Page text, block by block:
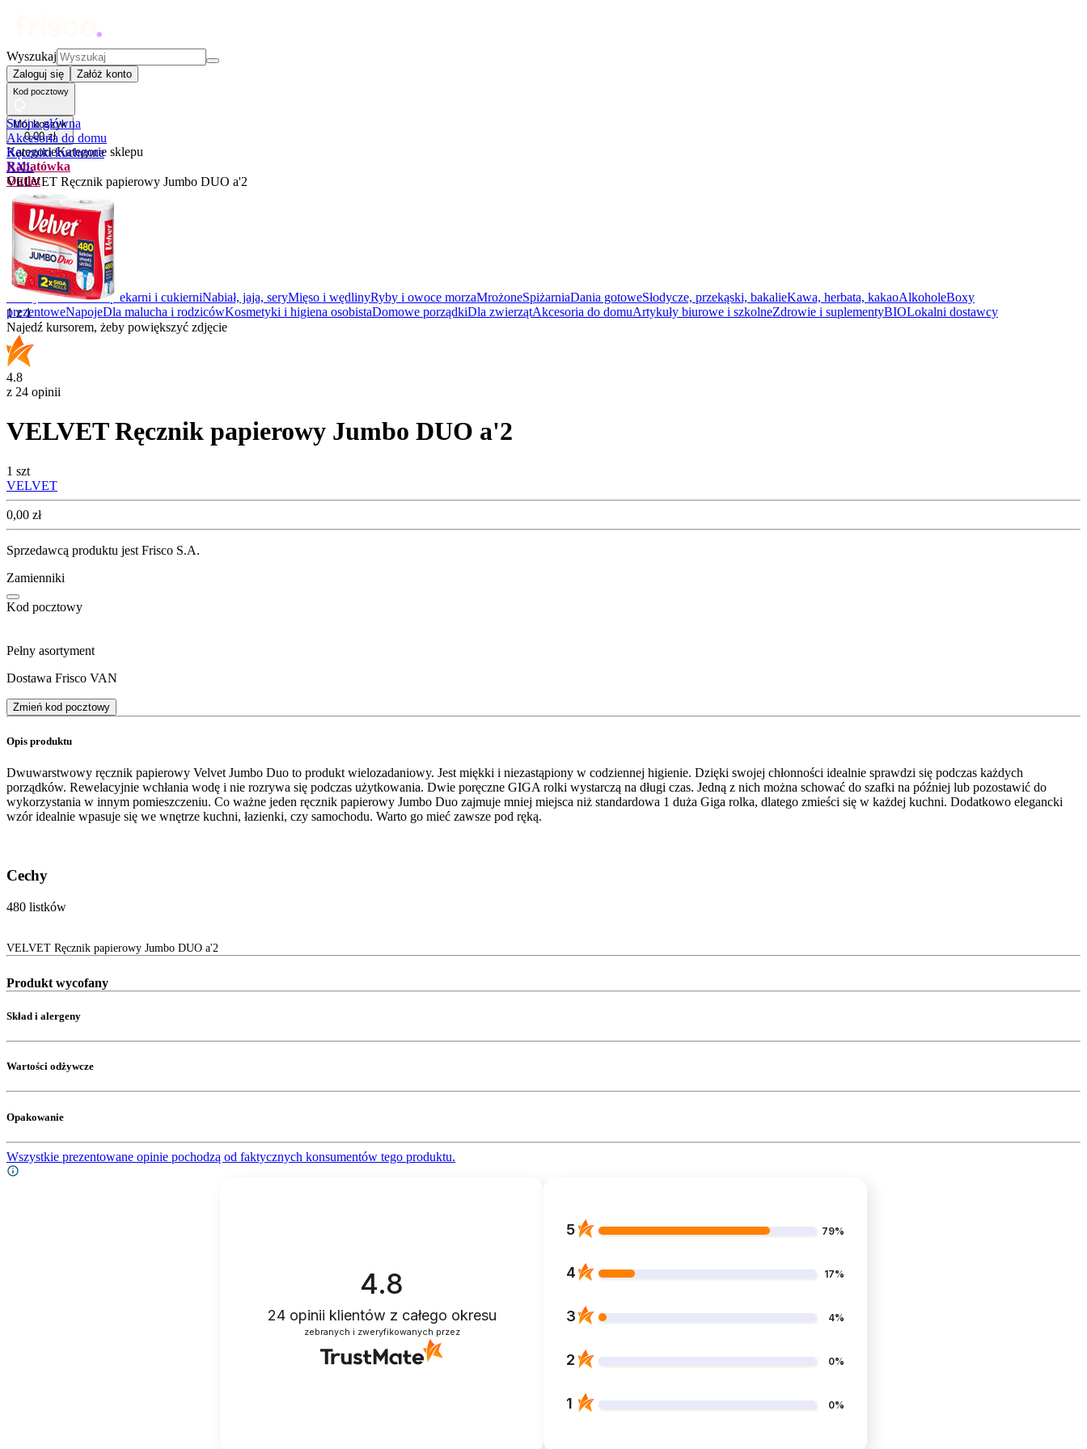
Wyszukaj
Zaloguj się Załóż konto
Kod pocztowy
Mój koszyk
0,00 zł
KategorieKategorie sklepu
Rabatówka
Outlet
Promocje
Nowości
Kupony
Dla Biura
Warzywa i owoceZ piekarni i cukierniNabiał, jaja, seryMięso i wędlinyRyby i owoce morzaMrożoneSpiżarniaDania gotoweSłodycze, przekąski, bakalieKawa, herbata, kakaoAlkoholeBoxy
prezentoweNapojeDla malucha i rodzicówKosmetyki i higiena osobistaDomowe porządkiDla zwierzątAkcesoria do domuArtykuły biurowe i szkolneZdrowie i suplementyBIOLokalni dostawcy
Strona główna
Akcesoria do domu
Ręczniki kuchenne
XXL
VELVET Ręcznik papierowy Jumbo DUO a'2
1z1
Najedź kursorem, żeby powiększyć zdjęcie
4.8
z 24 opinii
VELVET Ręcznik papierowy Jumbo DUO a'2
1 szt
VELVET
Cena
0,00 zł
Sprzedawcą produktu jest Frisco S.A.
Zamienniki
Kod pocztowy
Pełny asortyment
Dostawa Frisco VAN
Zmień kod pocztowy
Opis produktu
Dwuwarstwowy ręcznik papierowy Velvet Jumbo Duo to produkt wielozadaniowy. Jest miękki i niezastąpiony w codziennej higienie. Dzięki swojej chłonności idealnie sprawdzi się podczas każdych
porządków. Rewelacyjnie wchłania wodę i nie rozrywa się podczas użytkowania. Dwie poręczne GIGA rolki wystarczą na długi czas. Jedną z nich można schować do szafki na później lub pozostawić do
wykorzystania w innym pomieszczeniu. Co ważne jeden ręcznik papierowy Jumbo Duo zajmuje mniej miejsca niż standardowa 1 duża Giga rolka, dlatego zmieści się w każdej kuchni. Dodatkowo elegancki
wzór idealnie wpasuje się we wnętrze kuchni, łazienki, czy samochodu. Warto go mieć zawsze pod ręką.
Cechy
480 listków
VELVET Ręcznik papierowy Jumbo DUO a'2
Produkt wycofany
Skład i alergeny
Wartości odżywcze
Opakowanie
Wszystkie prezentowane opinie pochodzą od faktycznych konsumentów tego produktu.
4.8
24opinii klientów z całego okresu
zebranych i zweryfikowanych przez
5 79%
4 17%
3 4%
2 0%
1 0%